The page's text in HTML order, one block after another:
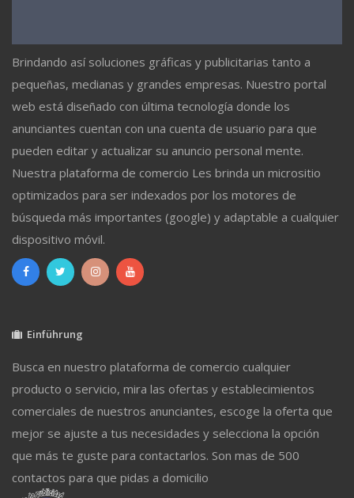
Brindando así soluciones gráficas y publicitarias tanto a
pequeñas, medianas y grandes empresas. Nuestro portal
web está diseñado con última tecnología donde los
anunciantes cuentan con una cuenta de usuario para que
pueden editar y actualizar su anuncio personal mente.
Nuestra plataforma de comercio Les brinda un micrositio
optimizados para ser indexados por los motores de
búsqueda más importantes (google) y adaptable a cualquier
dispositivo móvil.
Einführung
Busca en nuestro plataforma de comercio cualquier
producto o servicio, mira las ofertas y establecimientos
comerciales de nuestros anunciantes, escoge la oferta que
mejor se ajuste a tus necesidades y selecciona la opción
que más te guste para contactarlos. Son mas de 500
contactos para que pidas a domicilio